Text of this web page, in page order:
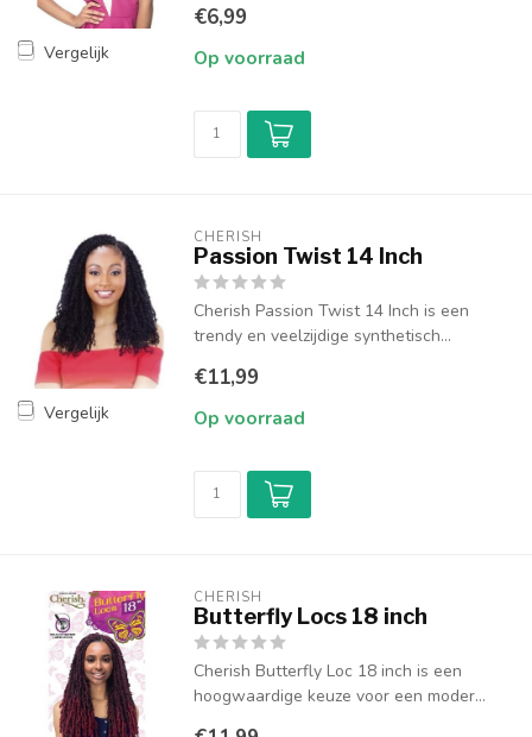
Vergelijk
€6,99
Op voorraad
Vergelijk
CHERISH
Passion Twist 14 Inch
Cherish Passion Twist 14 Inch is een
trendy en veelzijdige synthetisch...
€11,99
Op voorraad
CHERISH
Butterfly Locs 18 inch
Cherish Butterfly Loc 18 inch is een
hoogwaardige keuze voor een moder...